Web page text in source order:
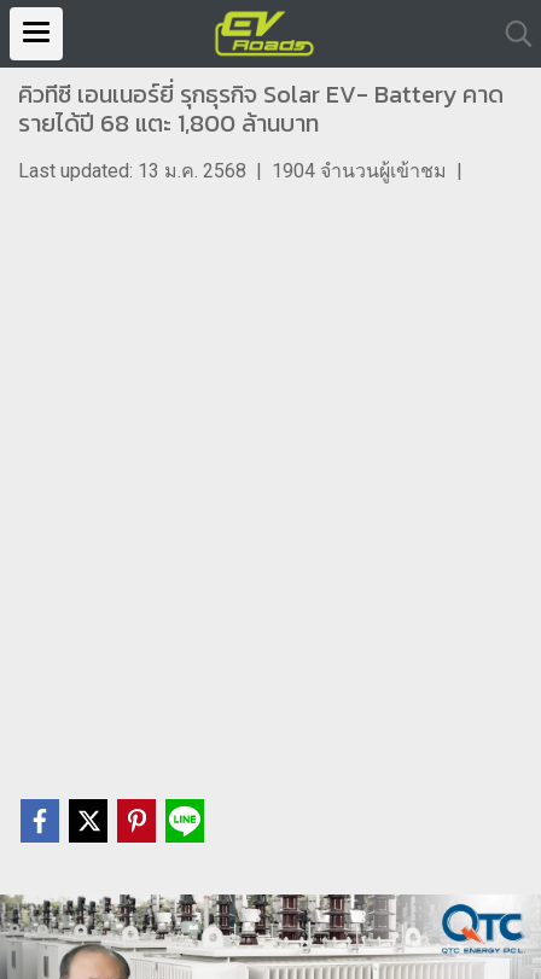
คิวทีซี เอนเนอร์ยี่ รุกธุรกิจ Solar EV- Battery คาด
รายได้ปี 68 แตะ 1,800 ล้านบาท
Last updated: 13 ม.ค. 2568 | 1904 จำนวนผู้เข้าชม |